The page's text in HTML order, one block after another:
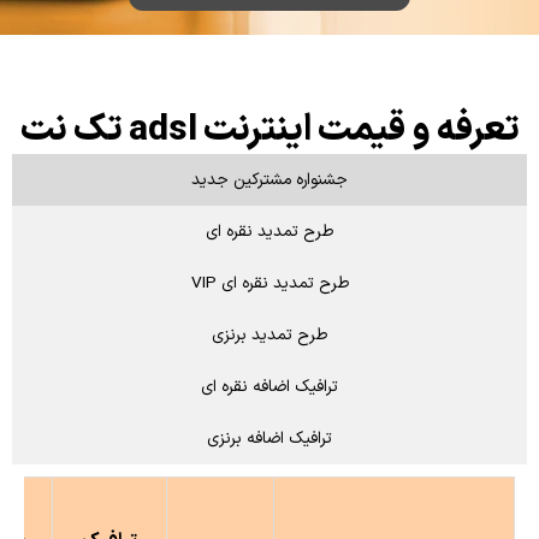
تعرفه و قیمت اینترنت adsl تک نت
جشنواره مشترکین جدید
طرح تمدید نقره ای
طرح تمدید نقره ای VIP
طرح تمدید برنزی
ترافیک اضافه نقره ای
ترافیک اضافه برنزی